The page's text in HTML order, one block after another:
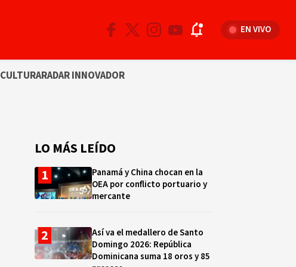
EN VIVO
CULTURARADAR INNOVADOR
LO MÁS LEÍDO
Panamá y China chocan en la
OEA por conflicto portuario y
mercante
Así va el medallero de Santo
Domingo 2026: República
Dominicana suma 18 oros y 85